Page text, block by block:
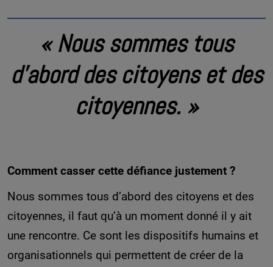
« Nous sommes tous
d’abord des citoyens et des
citoyennes. »
Comment casser cette défiance justement ?
Nous sommes tous d’abord des citoyens et des
citoyennes, il faut qu’à un moment donné il y ait
une rencontre. Ce sont les dispositifs humains et
organisationnels qui permettent de créer de la